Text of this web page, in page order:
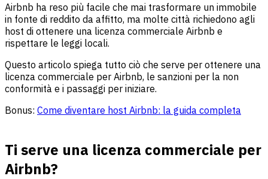
Airbnb ha reso più facile che mai trasformare un immobile
in fonte di reddito da affitto, ma molte città richiedono agli
host di ottenere una licenza commerciale Airbnb e
rispettare le leggi locali.
Questo articolo spiega tutto ciò che serve per ottenere una
licenza commerciale per Airbnb, le sanzioni per la non
conformità e i passaggi per iniziare.
Bonus: Come diventare host Airbnb: la guida completa
Ti serve una licenza commerciale per
Airbnb?